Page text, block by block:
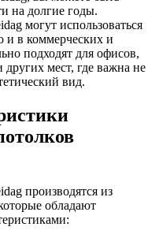
на долгие годы.
могут использоваться
и в коммерческих и
подходят для офисов,
других мест, где важна не
вид.
производятся из
обладают